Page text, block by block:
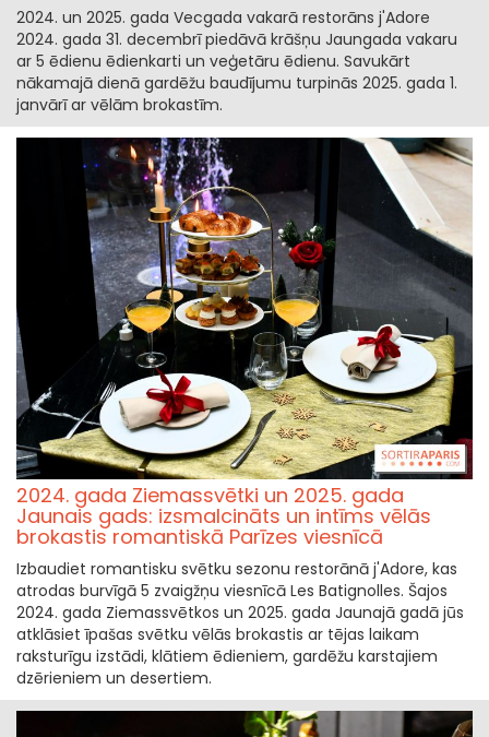
2024. un 2025. gada Vecgada vakarā restorāns j'Adore
2024. gada 31. decembrī piedāvā krāšņu Jaungada vakaru
ar 5 ēdienu ēdienkarti un veģetāru ēdienu. Savukārt
nākamajā dienā gardēžu baudījumu turpinās 2025. gada 1.
janvārī ar vēlām brokastīm.
2024. gada Ziemassvētki un 2025. gada
Jaunais gads: izsmalcināts un intīms vēlās
brokastis romantiskā Parīzes viesnīcā
Izbaudiet romantisku svētku sezonu restorānā j'Adore, kas
atrodas burvīgā 5 zvaigžņu viesnīcā Les Batignolles. Šajos
2024. gada Ziemassvētkos un 2025. gada Jaunajā gadā jūs
atklāsiet īpašas svētku vēlās brokastis ar tējas laikam
raksturīgu izstādi, klātiem ēdieniem, gardēžu karstajiem
dzērieniem un desertiem.